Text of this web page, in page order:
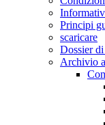
Principi
scaricare
Dossier
Archivio